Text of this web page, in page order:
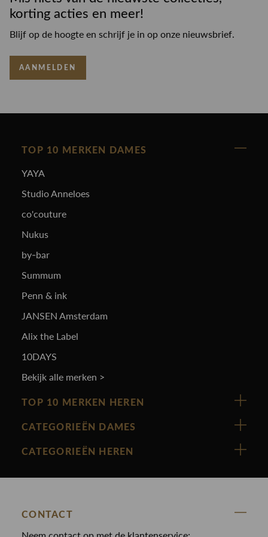
korting acties en meer!
Blijf op de hoogte en schrijf je in op onze nieuwsbrief.
AANMELDEN
TOP 10 MERKEN DAMES
YAYA
Studio Anneloes
co'couture
Nukus
by-bar
Summum
Penn & ink
JANSEN Amsterdam
Alix the Label
10DAYS
Bekijk alle merken >
TOP 10 MERKEN HEREN
Vanguard
Cast Iron
CATEGORIEËN DAMES
Nieuw binnen
Blouses
Broeken
CATEGORIEËN HEREN
Broeken
CONTACT